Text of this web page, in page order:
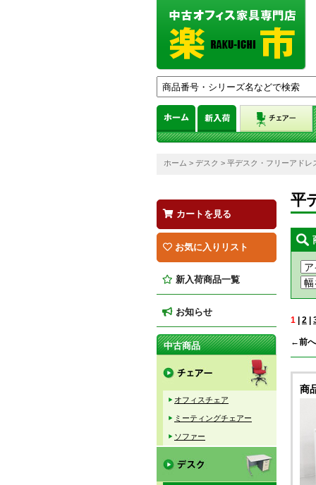
ホーム > デスク > 平デスク・フリーアドレ
平
1 2
←前
商
カートを見る
お気に入りリスト
新入荷商品一覧
お知らせ
中古商品
オフィスチェア
ミーティングチェアー
ソファー